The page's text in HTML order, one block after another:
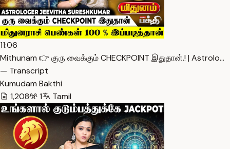
11:06
Mithunam 👉 குரு வைக்கும் CHECKPOINT இதுதான்.! | Astrolo…
— Transcript
Kumudam Bakthi
1,208
1 Tamil